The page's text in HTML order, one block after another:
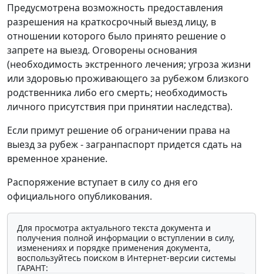
Предусмотрена возможность предоставления
разрешения на краткосрочный выезд лицу, в
отношении которого было принято решение о
запрете на выезд. Оговорены основания
(необходимость экстренного лечения; угроза жизни
или здоровью проживающего за рубежом близкого
родственника либо его смерть; необходимость
личного присутствия при принятии наследства).
Если примут решение об ограничении права на
выезд за рубеж - загранпаспорт придется сдать на
временное хранение.
Распоряжение вступает в силу со дня его
официального опубликования.
Для просмотра актуального текста документа и
получения полной информации о вступлении в силу,
изменениях и порядке применения документа,
воспользуйтесь поиском в Интернет-версии системы
ГАРАНТ: